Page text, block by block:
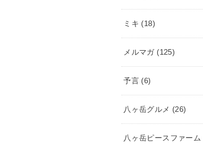
ミキ (18)
メルマガ (125)
予言 (6)
八ヶ岳グルメ (26)
八ヶ岳ピースファーム